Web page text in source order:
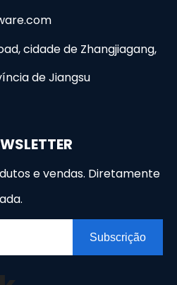
cidade de Zhangjiagang,
de Jiangsu
e vendas. Diretamente
Subscrição